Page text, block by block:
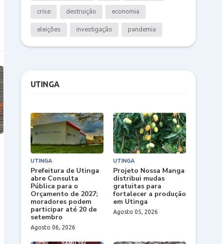
crise destruição economia
eleições investigação pandemia
UTINGA
UTINGA
Prefeitura de Utinga
abre Consulta
Pública para o
Orçamento de 2027;
moradores podem
participar até 20 de
setembro
Agosto 06, 2026
UTINGA
Projeto Nossa Manga
distribui mudas
gratuitas para
fortalecer a produção
em Utinga
Agosto 05, 2026